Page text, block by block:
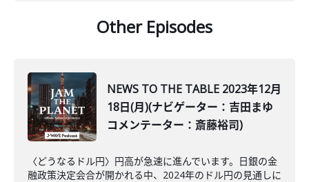
Other Episodes
NEWS TO THE TABLE 2023年12月
18日(月)(ナビゲーター：吉田まゆ
コメンテーター：斎藤裕司)
〈どうなるドル円〉円高が急速に進んでいます。日銀の金
融政策決定会合が開かれる中、2024年のドル円の見通しに